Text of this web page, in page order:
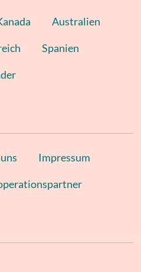
Australien
Spanien
Impressum